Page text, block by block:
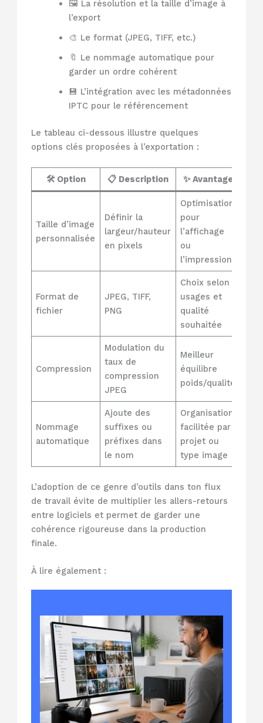
🖼️ La résolution et la taille d’image à
l’export
🎨 Le format (JPEG, TIFF, etc.)
🔖 Le nommage automatique pour
garder un ordre cohérent
💾 L’intégration avec les métadonnées
IPTC pour le référencement
Le tableau ci-dessous illustre quelques
options clés proposées à l’exportation :
🛠️ Option 📋 Description ✨ Avantage
Taille d’image
personnalisée
Définir la
largeur/hauteur
en pixels
Optimisation
pour
l’affichage
ou
l’impression
Format de
fichier
JPEG, TIFF,
PNG
Choix selon
usages et
qualité
souhaitée
Compression
Modulation du
taux de
compression
JPEG
Meilleur
équilibre
poids/qualité
Nommage
automatique
Ajoute des
suffixes ou
préfixes dans
le nom
Organisation
facilitée par
projet ou
type image
L’adoption de ce genre d’outils dans ton flux
de travail évite de multiplier les allers-retours
entre logiciels et permet de garder une
cohérence rigoureuse dans la production
finale.
À lire également :